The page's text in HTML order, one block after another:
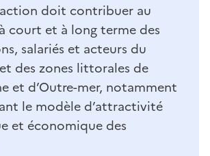
doit contribuer au
court et à long terme des
salariés et acteurs du
des zones littorales de
et d’Outre-mer, notamment
le modèle d’attractivité
et économique des